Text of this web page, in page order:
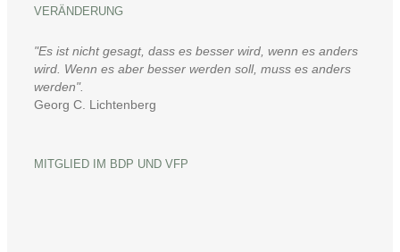
VERÄNDERUNG
"Es ist nicht gesagt, dass es besser wird, wenn es anders
wird. Wenn es aber besser werden soll, muss es anders
werden".
Georg C. Lichtenberg
MITGLIED IM BDP UND VFP